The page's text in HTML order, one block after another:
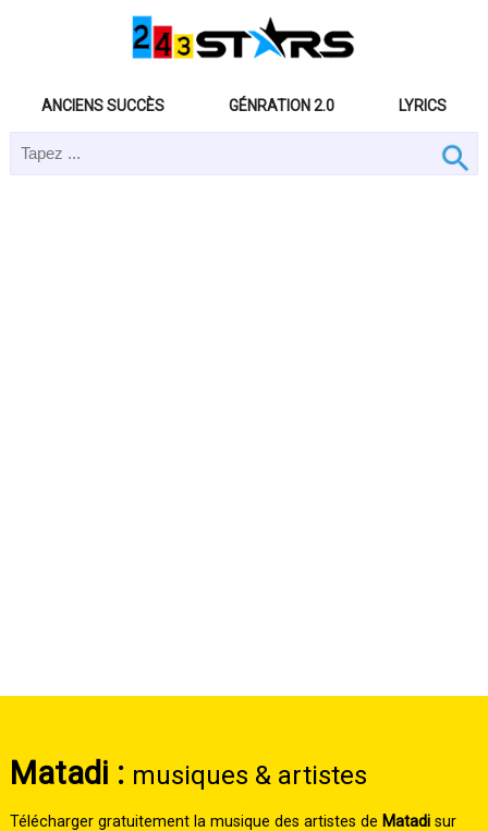
ANCIENS SUCCÈS GÉNRATION 2.0 LYRICS
Matadi : musiques & artistes
Télécharger gratuitement la musique des artistes de Matadi sur